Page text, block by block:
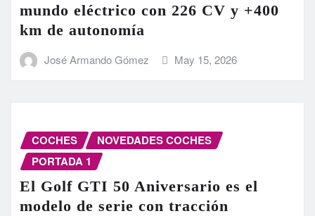
mundo eléctrico con 226 CV y +400
km de autonomía
José Armando Gómez May 15, 2026
COCHES
NOVEDADES COCHES
PORTADA 1
El Golf GTI 50 Aniversario es el
modelo de serie con tracción